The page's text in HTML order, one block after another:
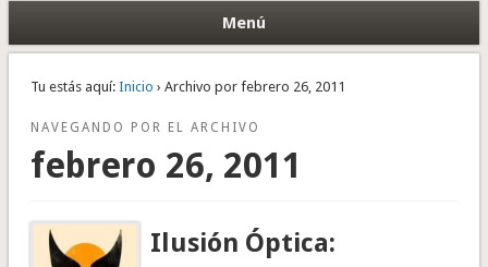
Menú
Tu estás aquí: Inicio › Archivo por febrero 26, 2011
NAVEGANDO POR EL ARCHIVO
febrero 26, 2011
Ilusión Óptica: